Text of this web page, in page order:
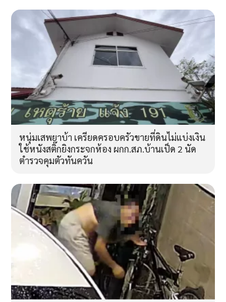
หนุ่มเสพยาบ้า เครียดครอบครัวขายที่ดินไม่แบ่งเงิน
ใช้หนังสติ๊กยิงกระจกห้อง ผกก.สภ.บ้านเป็ด 2 นัด
ตำรวจคุมตัวทันควัน